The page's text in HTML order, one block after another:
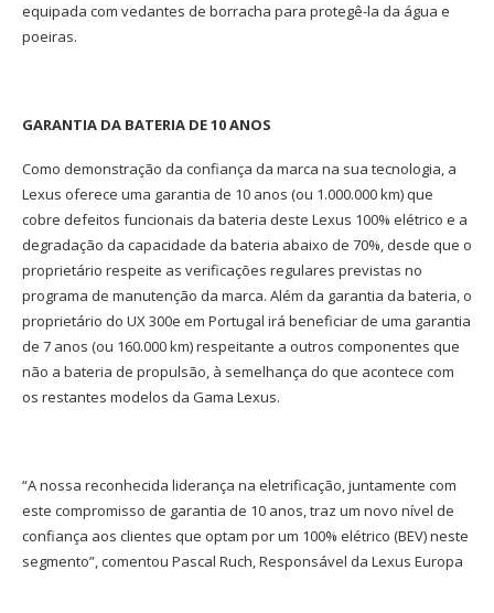
equipada com vedantes de borracha para protegê-la da água e
poeiras.
GARANTIA DA BATERIA DE 10 ANOS
Como demonstração da confiança da marca na sua tecnologia, a
Lexus oferece uma garantia de 10 anos (ou 1.000.000 km) que
cobre defeitos funcionais da bateria deste Lexus 100% elétrico e a
degradação da capacidade da bateria abaixo de 70%, desde que o
proprietário respeite as verificações regulares previstas no
programa de manutenção da marca. Além da garantia da bateria, o
proprietário do UX 300e em Portugal irá beneficiar de uma garantia
de 7 anos (ou 160.000 km) respeitante a outros componentes que
não a bateria de propulsão, à semelhança do que acontece com
os restantes modelos da Gama Lexus.
“A nossa reconhecida liderança na eletrificação, juntamente com
este compromisso de garantia de 10 anos, traz um novo nível de
confiança aos clientes que optam por um 100% elétrico (BEV) neste
segmento”, comentou Pascal Ruch, Responsável da Lexus Europa